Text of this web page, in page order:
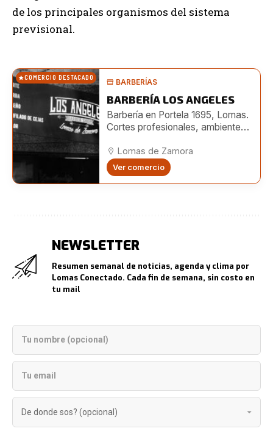
de los principales organismos del sistema
previsional.
COMERCIO DESTACADO BARBERÍAS
BARBERÍA LOS ANGELES
Barbería en Portela 1695, Lomas.
Cortes profesionales, ambiente
en Boedo 482.
Lomas de Zamora
Ver comercio
NEWSLETTER
Resumen semanal de noticias, agenda y clima por
Lomas Conectado. Cada fin de semana, sin costo en
tu mail